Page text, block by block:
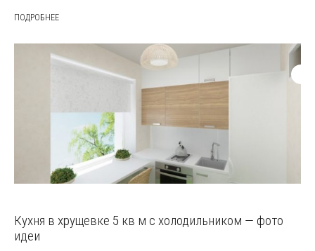
ПОДРОБНЕЕ
Кухня в хрущевке 5 кв м с холодильником — фото
идеи